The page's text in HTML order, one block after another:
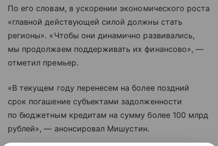
По его словам, в ускорении экономического роста
«главной действующей силой должны стать
регионы». «Чтобы они динамично развивались,
мы продолжаем поддерживать их финансово», —
отметил премьер.
«В текущем году перенесем на более поздний
срок погашение субъектами задолженности
по бюджетным кредитам на сумму более 100 млрд
рублей», — анонсировал Мишустин.